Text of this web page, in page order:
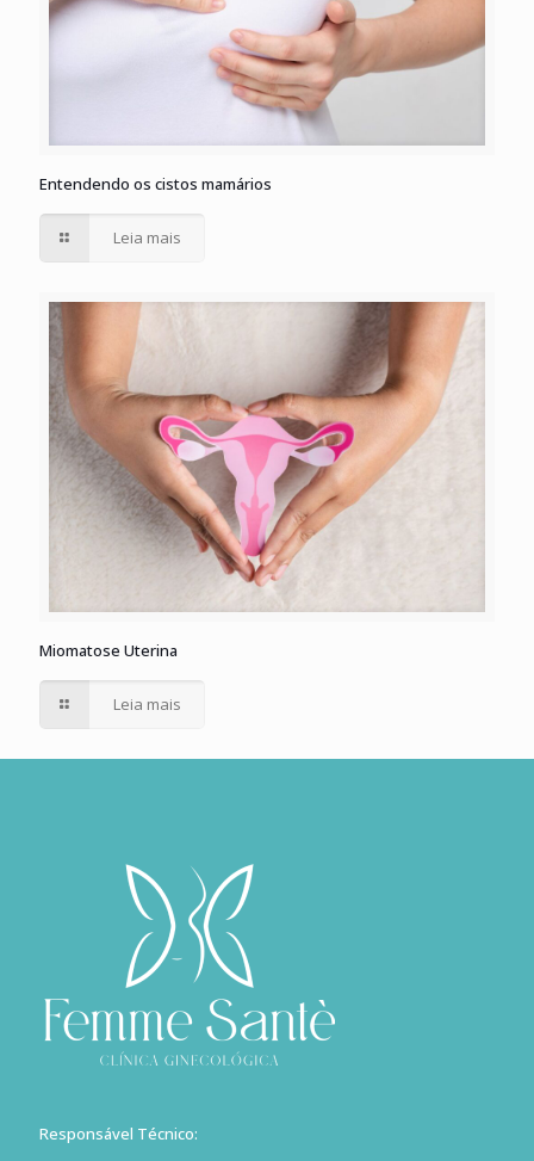
Entendendo os cistos mamários
Leia mais
Miomatose Uterina
Leia mais
Responsável Técnico: